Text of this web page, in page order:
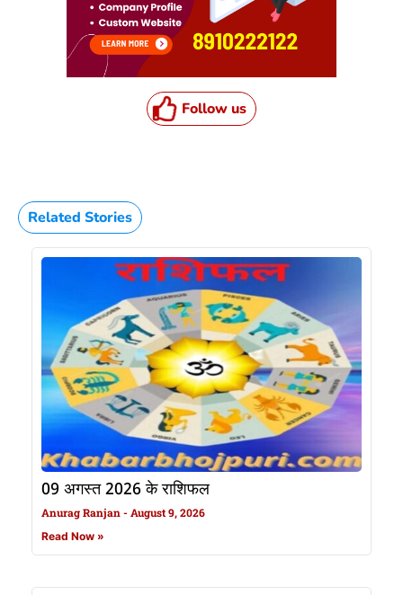
Follow us
Related Stories
09 अगस्त 2026 के राशिफल
Anurag Ranjan August 9, 2026
Read Now »